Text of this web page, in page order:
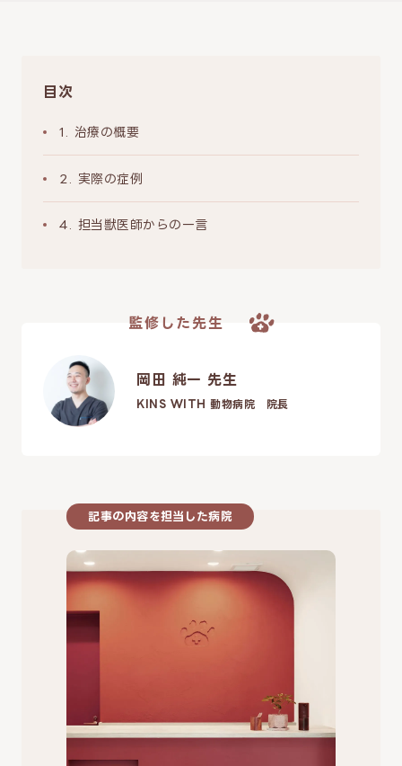
目次
1. 治療の概要
2. 実際の症例
4. 担当獣医師からの一言
監修した先生
岡田 純一 先生
KINS WITH 動物病院 院長
記事の内容を担当した病院